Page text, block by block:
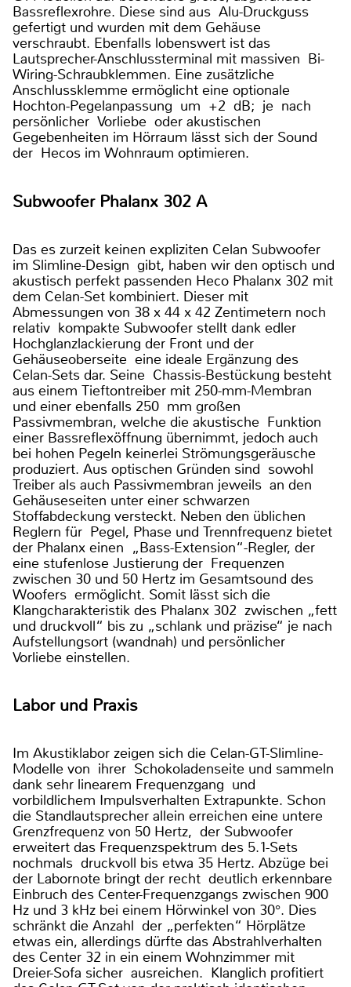
Bassreflexrohre. Diese sind aus Alu-Druckguss
gefertigt und wurden mit dem Gehäuse
verschraubt. Ebenfalls lobenswert ist das
Lautsprecher-Anschlussterminal mit massiven Bi-
Wiring-Schraubklemmen. Eine zusätzliche
Anschlussklemme ermöglicht eine optionale
Hochton-Pegelanpassung um +2 dB; je nach
persönlicher Vorliebe oder akustischen
Gegebenheiten im Hörraum lässt sich der Sound
der Hecos im Wohnraum optimieren.
Subwoofer Phalanx 302 A
Das es zurzeit keinen expliziten Celan Subwoofer
im Slimline-Design gibt, haben wir den optisch und
akustisch perfekt passenden Heco Phalanx 302 mit
dem Celan-Set kombiniert. Dieser mit
Abmessungen von 38 x 44 x 42 Zentimetern noch
relativ kompakte Subwoofer stellt dank edler
Hochglanzlackierung der Front und der
Gehäuseoberseite eine ideale Ergänzung des
Celan-Sets dar. Seine Chassis-Bestückung besteht
aus einem Tieftontreiber mit 250-mm-Membran
und einer ebenfalls 250 mm großen
Passivmembran, welche die akustische Funktion
einer Bassreflexöffnung übernimmt, jedoch auch
bei hohen Pegeln keinerlei Strömungsgeräusche
produziert. Aus optischen Gründen sind sowohl
Treiber als auch Passivmembran jeweils an den
Gehäuseseiten unter einer schwarzen
Stoffabdeckung versteckt. Neben den üblichen
Reglern für Pegel, Phase und Trennfrequenz bietet
der Phalanx einen „Bass-Extension“-Regler, der
eine stufenlose Justierung der Frequenzen
zwischen 30 und 50 Hertz im Gesamtsound des
Woofers ermöglicht. Somit lässt sich die
Klangcharakteristik des Phalanx 302 zwischen „fett
und druckvoll“ bis zu „schlank und präzise“ je nach
Aufstellungsort (wandnah) und persönlicher
Vorliebe einstellen.
Labor und Praxis
Im Akustiklabor zeigen sich die Celan-GT-Slimline-
Modelle von ihrer Schokoladenseite und sammeln
dank sehr linearem Frequenzgang und
vorbildlichem Impulsverhalten Extrapunkte. Schon
die Standlautsprecher allein erreichen eine untere
Grenzfrequenz von 50 Hertz, der Subwoofer
erweitert das Frequenzspektrum des 5.1-Sets
nochmals druckvoll bis etwa 35 Hertz. Abzüge bei
der Labornote bringt der recht deutlich erkennbare
Einbruch des Center-Frequenzgangs zwischen 900
Hz und 3 kHz bei einem Hörwinkel von 30°. Dies
schränkt die Anzahl der „perfekten“ Hörplätze
etwas ein, allerdings dürfte das Abstrahlverhalten
des Center 32 in ein einem Wohnzimmer mit
Dreier-Sofa sicher ausreichen. Klanglich profitiert